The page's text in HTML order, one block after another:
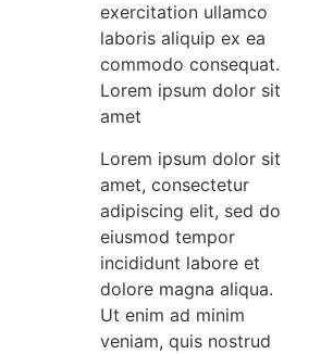
exercitation ullamco
laboris aliquip ex ea
commodo consequat.
Lorem ipsum dolor sit
amet
Lorem ipsum dolor sit
amet, consectetur
adipiscing elit, sed do
eiusmod tempor
incididunt labore et
dolore magna aliqua.
Ut enim ad minim
veniam, quis nostrud